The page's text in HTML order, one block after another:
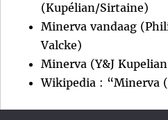
(Kupélian/Sirtaine)
Minerva vandaag
Valcke)
Minerva (Y&J
Wikipedia : “Minerva